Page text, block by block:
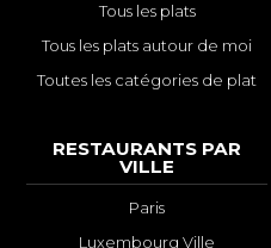
Tous les plats
Tous les plats autour de moi
Toutes les catégories de plat
RESTAURANTS PAR
VILLE
Paris
Luxembourg Ville